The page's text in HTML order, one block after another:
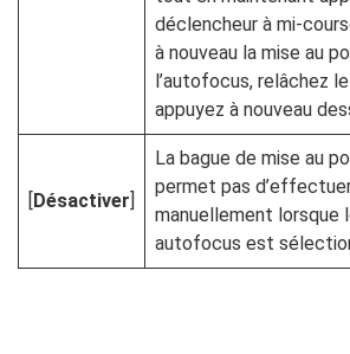
déclencheur à mi-
à nouveau la mise au
l’autofocus, relâchez
appuyez à nouveau
[Désactiver]
La bague de mise au
permet pas
manuellement lorsque
autofocus est